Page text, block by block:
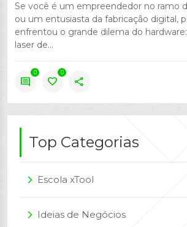
Se você é um empreendedor no ramo
ou um entusiasta da fabricação digital,
enfrentou o grande dilema do
laser de...
comment
0
favorite
0
share
Top Categorias
arrow_forward_ios Escola xTool
arrow_forward_ios Ideias de Negócios